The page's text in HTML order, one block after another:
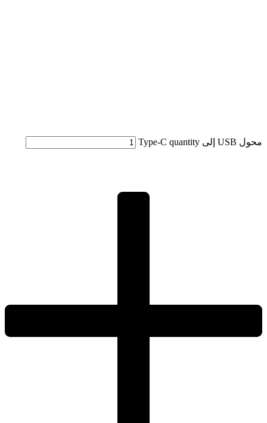
محول USB إلى Type-C quantity